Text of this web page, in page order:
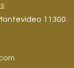
11300